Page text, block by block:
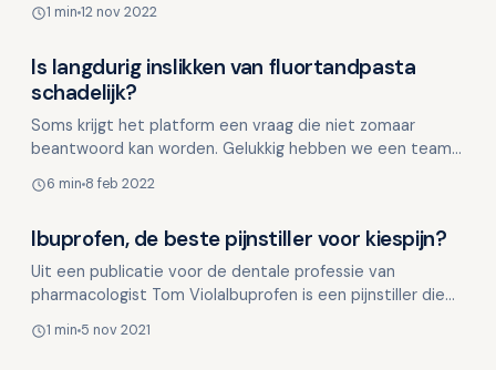
1 min 12 nov 2022
Overig nieuws
Is langdurig inslikken van fluortandpasta
schadelijk?
Soms krijgt het platform een vraag die niet zomaar
beantwoord kan worden. Gelukkig hebben we een team
informatie…
6 min 8 feb 2022
Ibuprofen, de beste pijnstiller voor kiespijn?
Uit een publicatie voor de dentale professie van
pharmacologist Tom ViolaIbuprofen is een pijnstiller die
1 min 5 nov 2021